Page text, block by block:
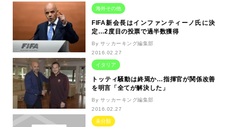
海外その他
FIFA新会長はインファンティーノ氏に決
定…2度目の投票で過半数獲得
By サッカーキング編集部
2016.02.27
イタリア
トッティ騒動は終焉か…指揮官が関係改善
を明言「全てが解決した」
By サッカーキング編集部
2016.02.27
未分類